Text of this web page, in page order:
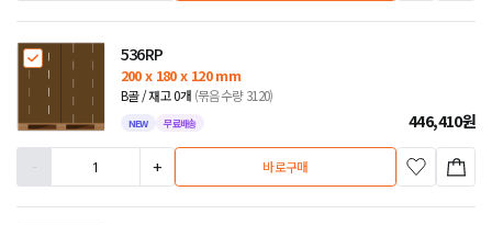
536RP
200 x 180 x 120 mm
B골 / 재고 0개 (묶음수량 3120)
NEW 무료배송 446,410원
-
+ 바로구매